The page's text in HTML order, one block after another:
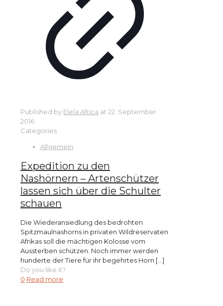
Published by Elela Africa at 22. September
2016
Categories
Allgemein
Expedition zu den
Nashörnern – Artenschützer
lassen sich über die Schulter
schauen
Die Wiederansiedlung des bedrohten
Spitzmaulnashorns in privaten Wildreservaten
Afrikas soll die mächtigen Kolosse vom
Aussterben schützen. Noch immer werden
hunderte der Tiere für ihr begehrtes Horn […]
Do you like it?
0 Read more